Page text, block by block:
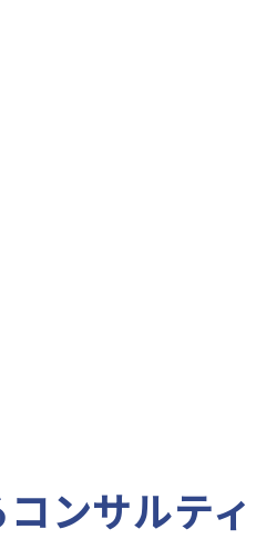
ンサルテ